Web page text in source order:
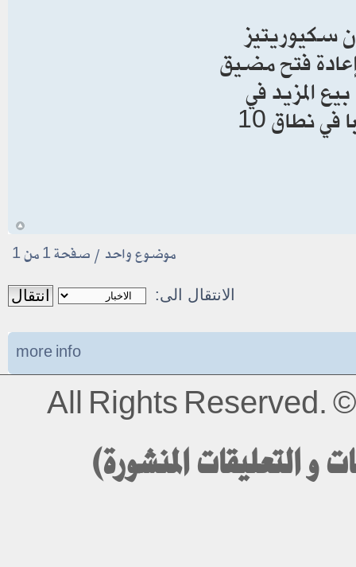
سكيوريتيز
فتح مضيق
المزيد في
انتظار التفاصيل”. ورجح بقاء الخام الأمريكي متقلبا في نطاق 10
موضوع واحد • صفحة1من1
الانتقال الى:
more info
All Rights Reserved.